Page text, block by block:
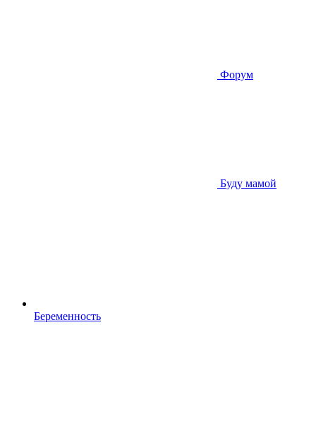
Форум
Буду мамой
Беременность